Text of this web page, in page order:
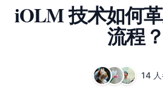
iOLM 技术如何
流程？
14